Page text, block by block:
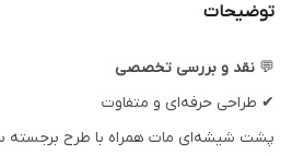
توضیحات
💬 نقد و بررسی تخصصی
✔ طراحی حرفه‌ای و متفاوت
پشت شیشه‌ای مات همراه با طرح برجسته